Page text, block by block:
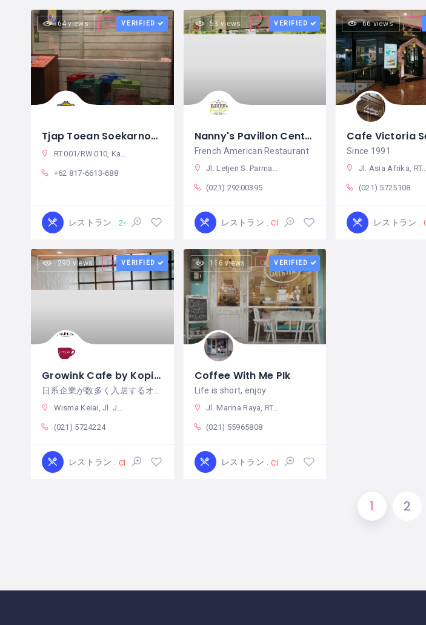
64 views VERIFIED
Tjap Toean Soekarno-Hatta
RT.001/RW.010, Karang Sari, Neglasari, Tangerang City, バンテン インドネシア
+62 817-6613-688
レストラン 24時間 365日営業
53 views VERIFIED
Nanny's Pavillon Central Park
French American Restaurant
Jl. Letjen S. Parman No.Kav. 28, RT.3/RW.5, Tj. Duren Sel., Kec. Grogol petamburan, Kota Jakarta Barat, Daerah Khusus Ibukota Jakarta 11470 インドネシア
(021) 29200395
レストラン Closed
66 views
Cafe Victoria
Since 1991
Jl. Asia Afrika, RT.1/RW.3, Gelora, Kecamatan Tanah Abang, Kota Jakarta Pusat, Daerah Khusus Ibukota Jakarta 10270 インドネシア
(021) 5725108
レストラン
290 views VERIFIED
Growink Cafe by Kopi Brico
Wisma Keiai, Jl. Jend. Sudirman No.Kav. 3, RT.10/RW.11, Karet Tengsin, Kecamatan Tanah Abang, Kota Jakarta Pusat, Daerah Khusus Ibukota Jakarta 10250 インドネシア
(021) 5724224
レストラン Closed
116 views VERIFIED
Coffee With Me PIk
Life is short, enjoy
Jl. Marina Raya, RT.7/RW.2, Kamal Muara, Kec. Penjaringan, Kota Jkt Utara, Daerah Khusus Ibukota Jakarta, インドネシア
(021) 55965808
レストラン Closed
1 2